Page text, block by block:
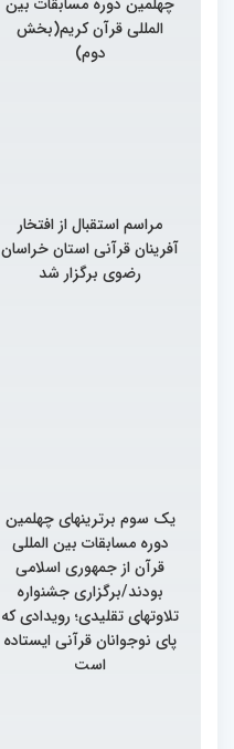
المللی قرآن کریم(بخش
دوم)
مراسم استقبال از افتخار
آفرینان قرآنی استان خراسان
رضوی برگزار شد
یک سوم برترینهای چهلمین
دوره مسابقات بین المللی
قرآن از جمهوری اسلامی
بودند/برگزاری جشنواره
تلاوتهای تقلیدی؛ رویدادی که
پای نوجوانان قرآنی ایستاده
است